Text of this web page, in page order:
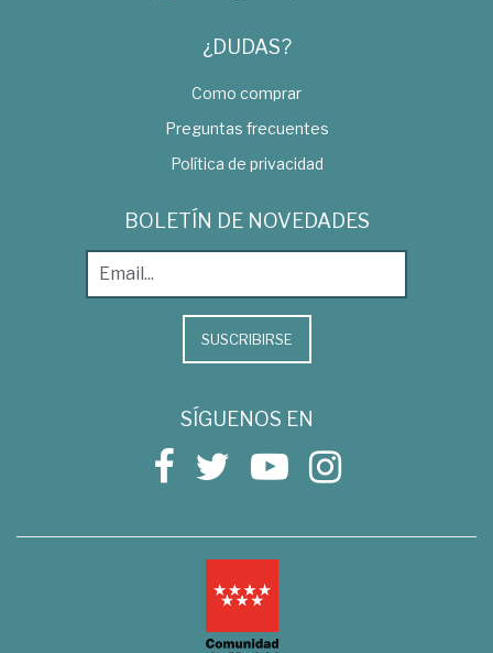
¿DUDAS?
Como comprar
Preguntas frecuentes
Política de privacidad
BOLETÍN DE NOVEDADES
SUSCRIBIRSE
SÍGUENOS EN